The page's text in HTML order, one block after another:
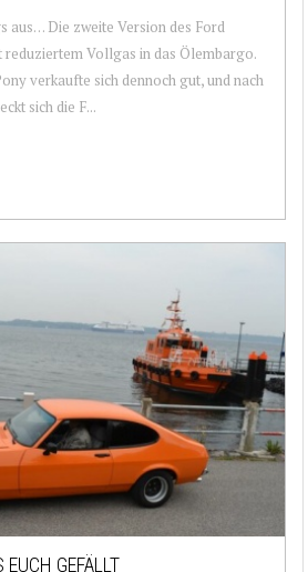
aus… Die zweite Version des Ford
Vollgas in das Ölembargo.
verkaufte sich dennoch gut, und nach
sich die F...
GEFÄLLT